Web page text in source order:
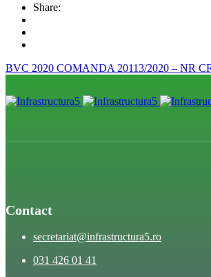
Share:
BVC 2020 COMANDA 20113/2020 – NR
Contact
secretariat@infrastructura5.ro
031 426 01 41